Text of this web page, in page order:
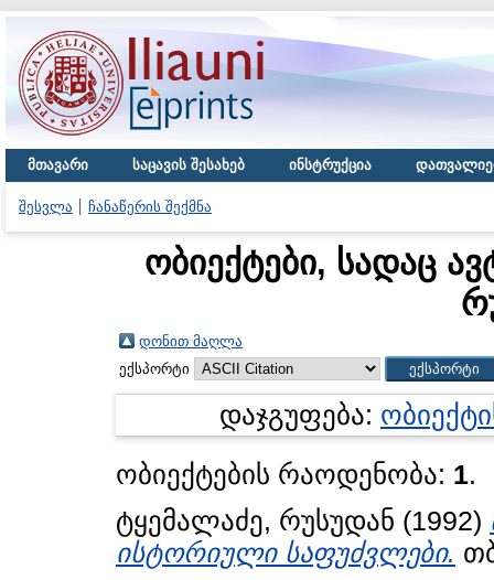
მთავარი საცავის შესახებ ინსტრუქცია
შესვლა ჩანაწერის შექმნა
ობიექტები, სადაც
დონით მაღლა
ექსპორტი
დაჯგუფება:
ობიექტების რაოდენობა: 1.
ტყემალაძე, რუსუდან (1992)
ისტორიული საფუძვლები.